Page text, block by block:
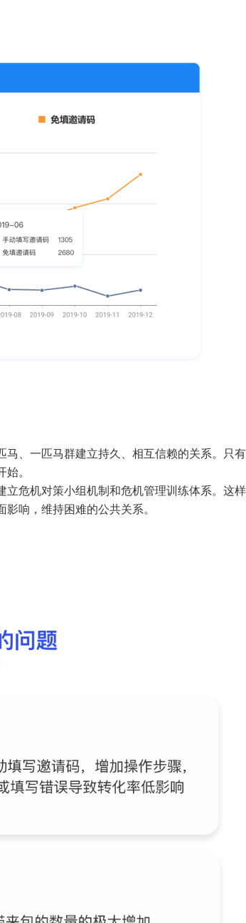
、一匹马群建立持久、相互信赖的关系。只
。
危机对策小组机制和危机管理训练体系。这
响，维持困难的公共关系。